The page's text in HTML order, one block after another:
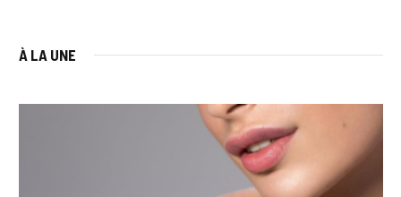
À LA UNE